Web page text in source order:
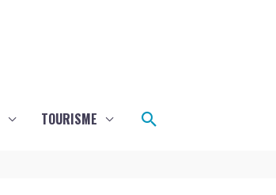
TOURISME Rechercher